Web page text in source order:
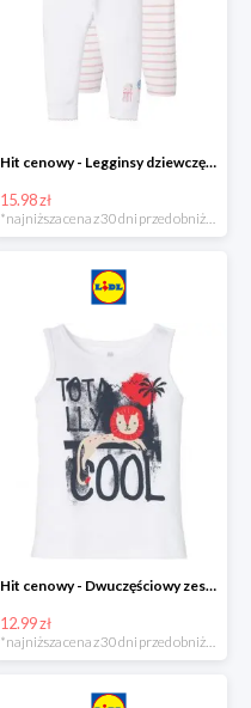
Hit cenowy - Legginsy dziewczęce, 2 pary
15.98 zł
Hit cenowy - Dwuczęściowy zestaw chłopięcy
12.99 zł
*najniższa cena z 30 dni przed obniżką